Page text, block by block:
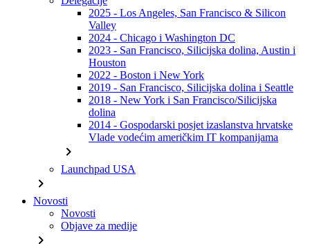
2025 - Los Angeles, San Francisco & Silicon
Valley
2024 - Chicago i Washington DC
2023 - San Francisco, Silicijska dolina, Austin i
Houston
2022 - Boston i New York
2019 - San Francisco, Silicijska dolina i Seattle
2018 - New York i San Francisco/Silicijska
dolina
2014 - Gospodarski posjet izaslanstva hrvatske
Vlade vodećim američkim IT kompanijama
chevron_right
Launchpad USA
chevron_right
Novosti
Novosti
Objave za medije